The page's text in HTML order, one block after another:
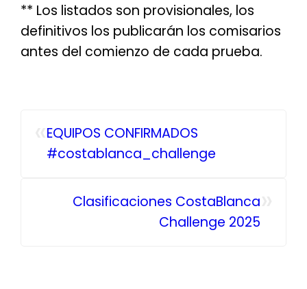
** Los listados son provisionales, los
definitivos los publicarán los comisarios
antes del comienzo de cada prueba.
EQUIPOS CONFIRMADOS
#costablanca_challenge
Clasificaciones CostaBlanca
Challenge 2025